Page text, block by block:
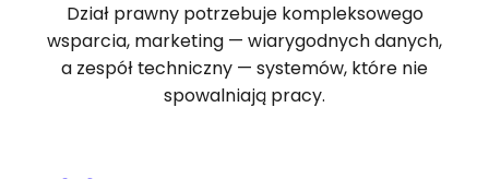
Dział prawny potrzebuje kompleksowego
wsparcia, marketing — wiarygodnych danych,
a zespół techniczny — systemów, które nie
spowalniają pracy.